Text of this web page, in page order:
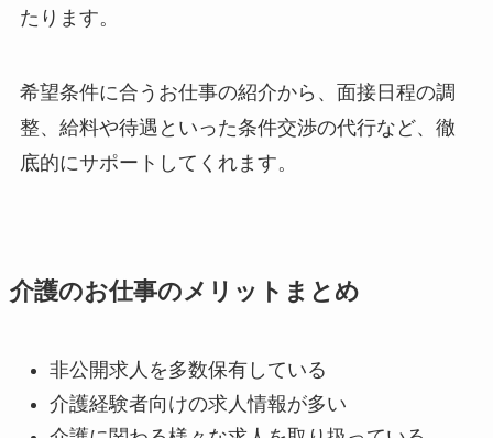
たります。
希望条件に合うお仕事の紹介から、面接日程の調
整、給料や待遇といった条件交渉の代行など、徹
底的にサポートしてくれます。
介護のお仕事のメリットまとめ
非公開求人を多数保有している
介護経験者向けの求人情報が多い